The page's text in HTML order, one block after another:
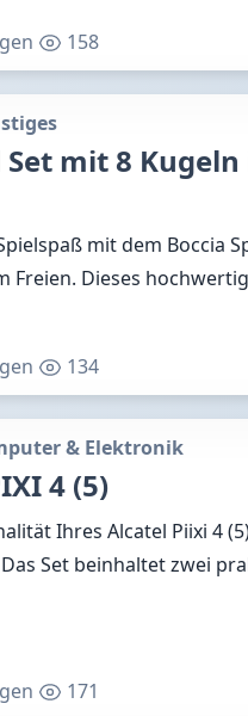
158
Set mit 8
mit dem Boccia
Freien. Dieses
134
& Elektronik
4 (5)
Ihres Alcatel Piixi 4
Set beinhaltet zwei
171